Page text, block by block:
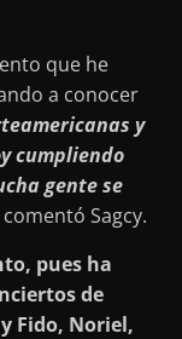
que he
a conocer
y
cumpliendo
gente se
comentó Sagcy.
pues ha
de
Fido, Noriel,